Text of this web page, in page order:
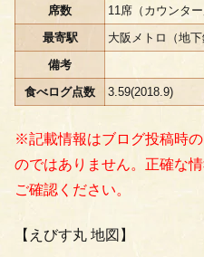
席数
11席（カウンタ
最寄駅
大阪メトロ（地
備考
食べログ点数
3.59(2018.9)
※記載情報はブログ投稿時
のではありません。正確な
ご確認ください。
【えびす丸 地図】